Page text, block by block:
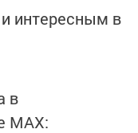
интересным в
в
MАХ: